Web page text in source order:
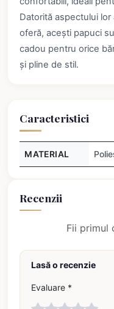
Datorită aspectului
oferă, acești papuci
cadou pentru orice
și pline de stil.
Caracteristici
MATERIAL
Recenzii
Fii primul
Lasă o recenzie
Evaluare *